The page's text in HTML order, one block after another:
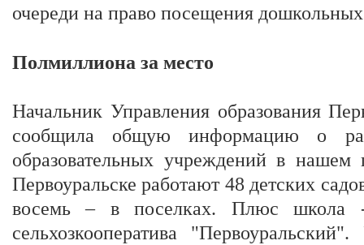
очереди на право посещения
Полмиллиона за место
Начальник Управления образования
сообщила общую информацию о
образовательных учреждений в
Первоуральске работают 48 детских
восемь – в поселках. Плюс школа
сельхозкооператива